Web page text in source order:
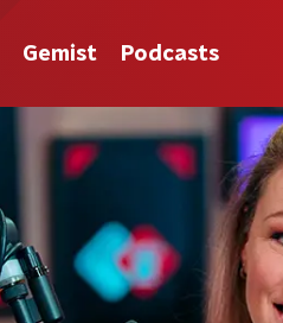
Gemist Podcasts